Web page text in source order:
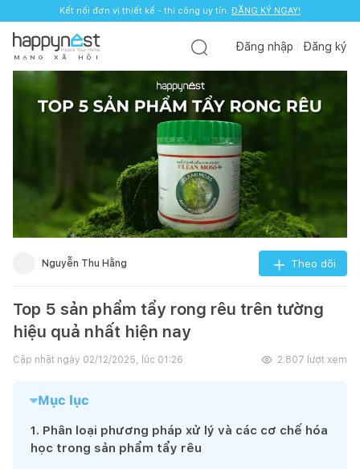
Kết nối đơn vị thiết kế - thi công uy tín. ĐĂNG KÝ NGAY!
M Ạ N G X Ã H Ộ I
Đăng nhập Đăng ký
Nguyễn Thu Hằng Theo dõi
Top 5 sản phẩm tẩy rong rêu trên tường
hiệu quả nhất hiện nay
Cập nhật ngày 02/12/2025, lúc 01:26 2.807 lượt xem
Mục lục
1. Phân loại phương pháp xử lý và các cơ chế hóa
học trong sản phẩm tẩy rêu